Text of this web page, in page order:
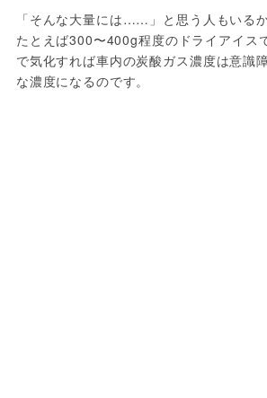
「そんな大量には……」と思う人もいる
たとえば300〜400g程度のドライアイス
で気化すれば車内の炭酸ガス濃度は意識
な濃度になるのです。